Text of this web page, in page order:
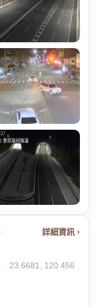
詳細資訊 ›
· 23.6681, 120.456